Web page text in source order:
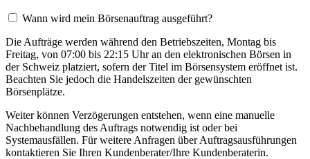
Wann wird mein Börsenauftrag ausgeführt?
Die Aufträge werden während den Betriebszeiten, Montag bis
Freitag, von 07:00 bis 22:15 Uhr an den elektronischen Börsen in
der Schweiz platziert, sofern der Titel im Börsensystem eröffnet ist.
Beachten Sie jedoch die Handelszeiten der gewünschten
Börsenplätze.
Weiter können Verzögerungen entstehen, wenn eine manuelle
Nachbehandlung des Auftrags notwendig ist oder bei
Systemausfällen. Für weitere Anfragen über Auftragsausführungen
kontaktieren Sie Ihren Kundenberater/Ihre Kundenberaterin.